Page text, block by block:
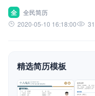
AI 优化简历
AI 翻译简历
AI 模拟面试
面试自我介绍
全
全民简历
2020-05-10 16:18:00
精选简历模板